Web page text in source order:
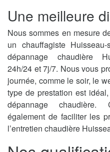
Une meilleure
Nous sommes en mesure
un chauffagiste
dépannage chaudière
24h/24 et 7j/7. Nous vous
journée, comme le soir, le
type de prestation est
dépannage chaudière.
également de faciliter les
l’entretien chaudière